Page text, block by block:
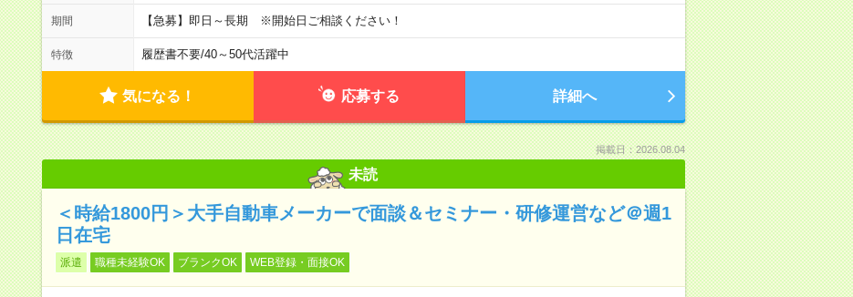
期間 【急募】即日～長期 ※開始日ご相談ください！
特徴 履歴書不要/40～50代活躍中
気になる！ 応募する 詳細へ
掲載日：2026.08.04
未読
＜時給1800円＞大手自動車メーカーで面談＆セミナー・研修運営など＠週1
日在宅
派遣 職種未経験OK ブランクOK WEB登録・面接OK